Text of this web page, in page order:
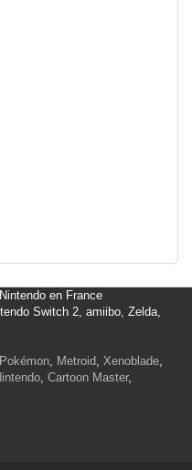
en France
Switch 2, amiibo, Zelda,
Pokémon, Metroid, Xenoblade,
, Cartoon Master,